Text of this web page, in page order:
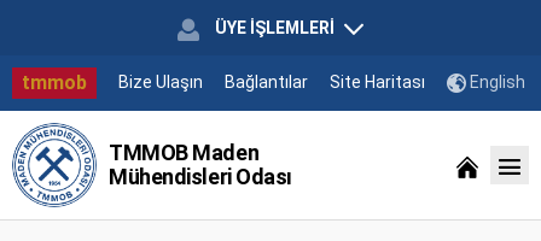
ÜYE İŞLEMLERİ
tmmob Bize Ulaşın Bağlantılar Site Haritası English
TMMOB Maden
Mühendisleri Odası